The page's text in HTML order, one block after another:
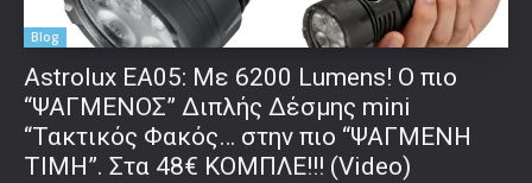
Blog
Astrolux ΕΑ05: Με 6200 Lumens! Ο πιο
“ΨΑΓΜΕΝΟΣ” Διπλής Δέσμης mini
“Τακτικός Φακός… στην πιο “ΨΑΓΜΕΝΗ
ΤΙΜΗ”. Στα 48€ ΚΟΜΠΛΕ!!! (Video)